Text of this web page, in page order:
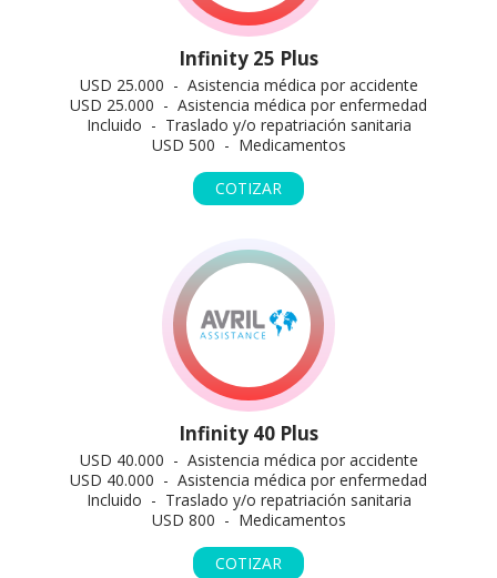
Infinity 25 Plus
USD 25.000 - Asistencia médica por accidente
USD 25.000 - Asistencia médica por enfermedad
Incluido - Traslado y/o repatriación sanitaria
USD 500 - Medicamentos
COTIZAR
Infinity 40 Plus
USD 40.000 - Asistencia médica por accidente
USD 40.000 - Asistencia médica por enfermedad
Incluido - Traslado y/o repatriación sanitaria
USD 800 - Medicamentos
COTIZAR